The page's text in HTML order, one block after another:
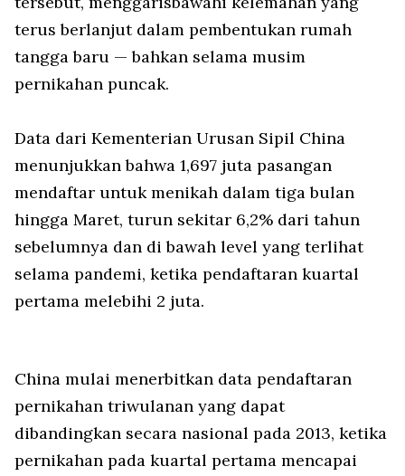
terus berlanjut dalam pembentukan rumah
tangga baru — bahkan selama musim
pernikahan puncak.
Data dari Kementerian Urusan Sipil China
menunjukkan bahwa 1,697 juta pasangan
mendaftar untuk menikah dalam tiga bulan
hingga Maret, turun sekitar 6,2% dari tahun
sebelumnya dan di bawah level yang terlihat
selama pandemi, ketika pendaftaran kuartal
pertama melebihi 2 juta.
China mulai menerbitkan data pendaftaran
pernikahan triwulanan yang dapat
dibandingkan secara nasional pada 2013, ketika
pernikahan pada kuartal pertama mencapai